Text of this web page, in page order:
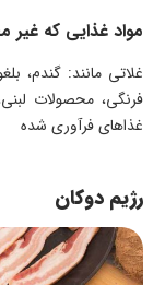
مواد غذایی که غیر
غلاتی مانند: گندم،
فرنگی، محصولات
غذاهای فرآوری شده
رژیم دوکان